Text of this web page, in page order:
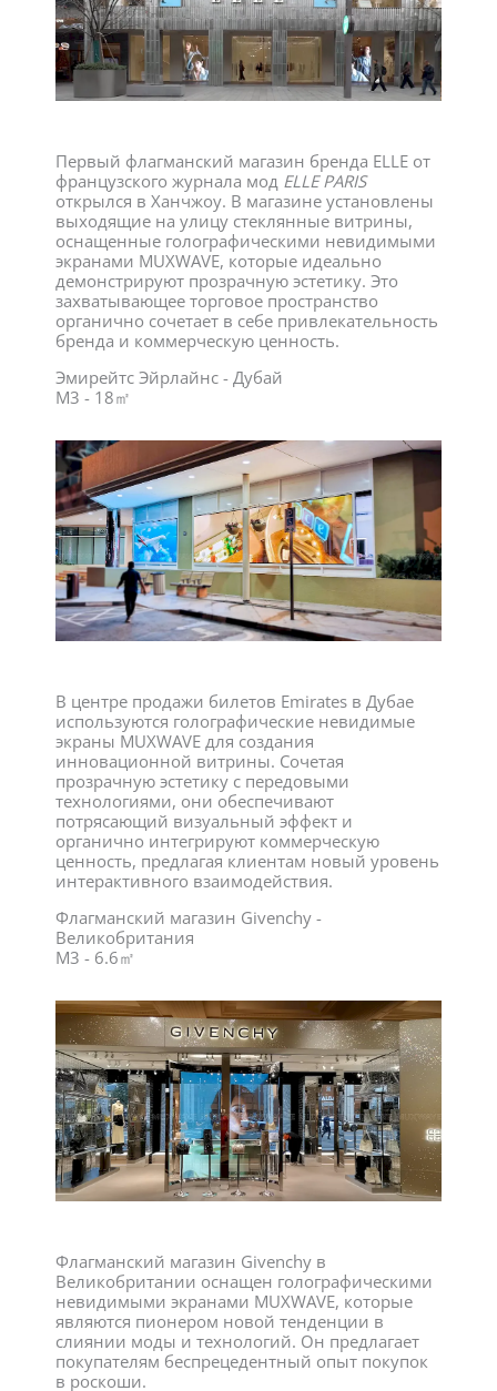
Первый флагманский магазин бренда ELLE от
французского журнала мод ELLE PARIS
открылся в Ханчжоу. В магазине установлены
выходящие на улицу стеклянные витрины,
оснащенные голографическими невидимыми
экранами MUXWAVE, которые идеально
демонстрируют прозрачную эстетику. Это
захватывающее торговое пространство
органично сочетает в себе привлекательность
бренда и коммерческую ценность.
Эмирейтс Эйрлайнс - Дубай
M3 - 18㎡
В центре продажи билетов Emirates в Дубае
используются голографические невидимые
экраны MUXWAVE для создания
инновационной витрины. Сочетая
прозрачную эстетику с передовыми
технологиями, они обеспечивают
потрясающий визуальный эффект и
органично интегрируют коммерческую
ценность, предлагая клиентам новый уровень
интерактивного взаимодействия.
Флагманский магазин Givenchy -
Великобритания
M3 - 6.6㎡
Флагманский магазин Givenchy в
Великобритании оснащен голографическими
невидимыми экранами MUXWAVE, которые
являются пионером новой тенденции в
слиянии моды и технологий. Он предлагает
покупателям беспрецедентный опыт покупок
в роскоши.